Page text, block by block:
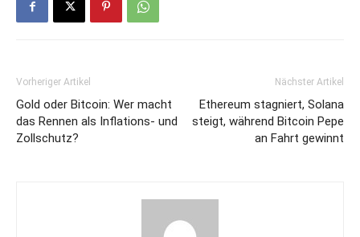
Vorheriger Artikel
Gold oder Bitcoin: Wer macht
das Rennen als Inflations- und
Zollschutz?
Nächster Artikel
Ethereum stagniert, Solana
steigt, während Bitcoin Pepe
an Fahrt gewinnt